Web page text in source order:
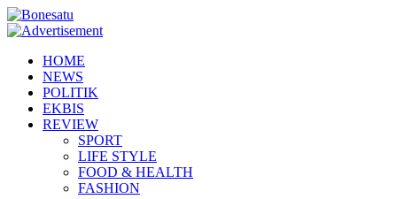
HOME
NEWS
POLITIK
EKBIS
REVIEW
SPORT
LIFE STYLE
FOOD & HEALTH
FASHION